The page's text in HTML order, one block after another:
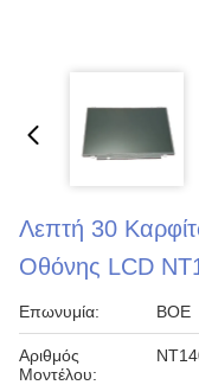
Λεπτή 30
Οθόνης LCD
Επωνυμία: BOE
Αριθμός
Μοντέλου: